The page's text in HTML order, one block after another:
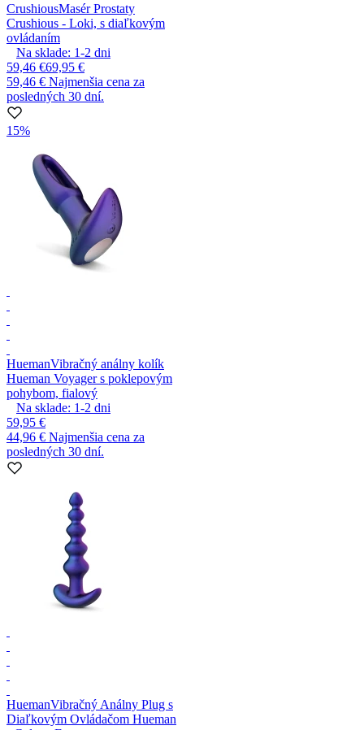
CrushiousMasér Prostaty
Crushious - Loki, s diaľkovým
ovládaním
Na sklade: 1-2 dni
59,46 €69,95 €
59,46 € Najmenšia cena za
posledných 30 dní.
15%
HuemanVibračný análny kolík
Hueman Voyager s poklepovým
pohybom, fialový
Na sklade: 1-2 dni
59,95 €
44,96 € Najmenšia cena za
posledných 30 dní.
HuemanVibračný Análny Plug s
Diaľkovým Ovládačom Hueman